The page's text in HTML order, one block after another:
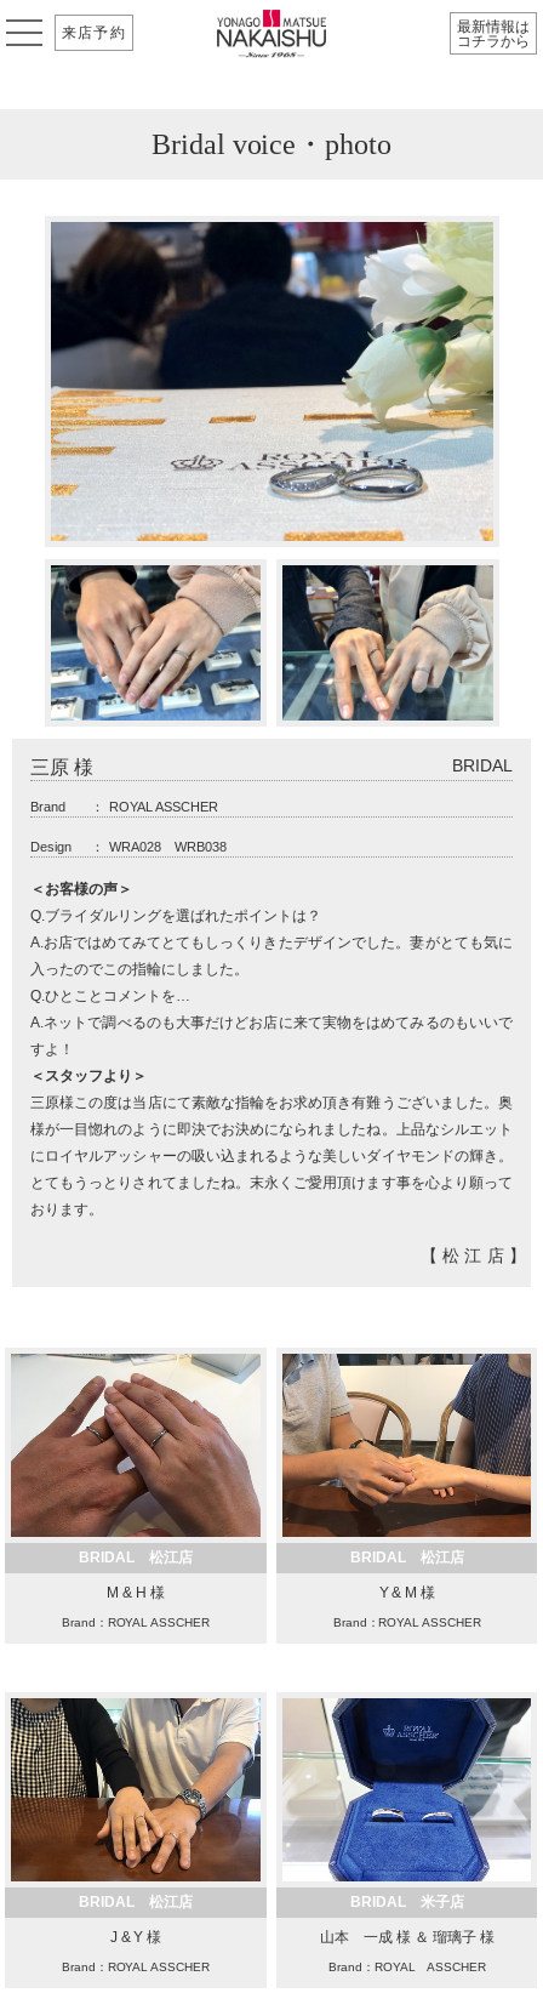
来店予約
最新情報は
コチラから
Bridal voice・photo
三原 様 BRIDAL
Brand ： ROYAL ASSCHER
Design ： WRA028 WRB038
＜お客様の声＞
Q.ブライダルリングを選ばれたポイントは？
A.お店ではめてみてとてもしっくりきたデザインでした。妻がとても気に
入ったのでこの指輪にしました。
Q.ひとことコメントを…
A.ネットで調べるのも大事だけどお店に来て実物をはめてみるのもいいで
すよ！
＜スタッフより＞
三原様この度は当店にて素敵な指輪をお求め頂き有難うございました。奥
様が一目惚れのように即決でお決めになられましたね。上品なシルエット
にロイヤルアッシャーの吸い込まれるような美しいダイヤモンドの輝き。
とてもうっとりされてましたね。末永くご愛用頂けます事を心より願って
おります。
【松江店】
BRIDAL 松江店
M & H 様
Brand：ROYAL ASSCHER
BRIDAL 松江店
Y & M 様
Brand：ROYAL ASSCHER
BRIDAL 松江店
J & Y 様
Brand：ROYAL ASSCHER
BRIDAL 米子店
山本 一成 様 ＆ 瑠璃子 様
Brand：ROYAL ASSCHER